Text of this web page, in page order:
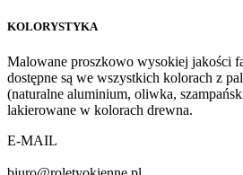
KOLORYSTYKA
Malowane proszkowo wysokiej jakości
dostępne są we wszystkich kolorach z
(naturalne aluminium, oliwka,
lakierowane w kolorach drewna.
E-MAIL